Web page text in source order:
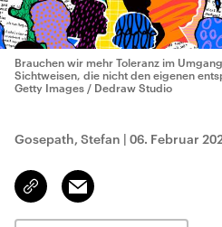
Brauchen wir mehr Toleranz im
Sichtweisen, die nicht den eigenen
Getty Images / Dedraw Studio
Gosepath, Stefan | 06. Februar
Link
kopieren/teilen
Email